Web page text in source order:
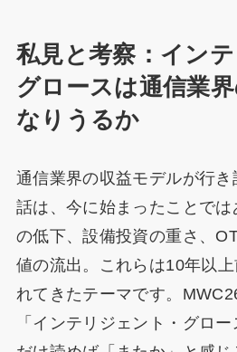
私見と考察：イン
グロースは通信業
なりうるか
通信業界の収益モデルが行き
話は、今に始まったことで
の低下、設備投資の重さ、
値の流出。これらは10年以
れてきたテーマです。
「インテリジェント・グロ